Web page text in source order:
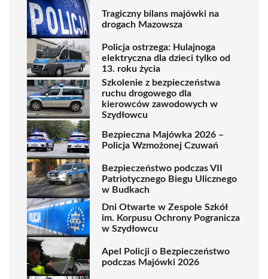
Tragiczny bilans majówki na
drogach Mazowsza
Policja ostrzega: Hulajnoga
elektryczna dla dzieci tylko od
13. roku życia
Szkolenie z bezpieczeństwa
ruchu drogowego dla
kierowców zawodowych w
Szydłowcu
Bezpieczna Majówka 2026 –
Policja Wzmożonej Czuwań
Bezpieczeństwo podczas VII
Patriotycznego Biegu Ulicznego
w Budkach
Dni Otwarte w Zespole Szkół
im. Korpusu Ochrony Pogranicza
w Szydłowcu
Apel Policji o Bezpieczeństwo
podczas Majówki 2026